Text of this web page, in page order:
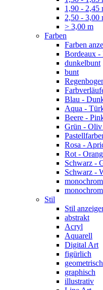
1,90 - 2,45
2,50 - 3,00
> 3,00 m
Farben
Farben
Bordeaux -
dunkelbunt
bunt
Blau -
Aqua -
Beere -
Grün - Oliv
Rosa -
Rot -
Schwarz -
Schwarz -
Stil
Stil
abstrakt
Acryl
Aquarell
Digital Art
figürlich
geometrisch
graphisch
illustrativ